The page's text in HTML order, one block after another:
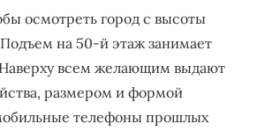
осмотреть город с высоты
Подъем на 50-й этаж занимает
всем желающим выдают
размером и формой
телефоны прошлых